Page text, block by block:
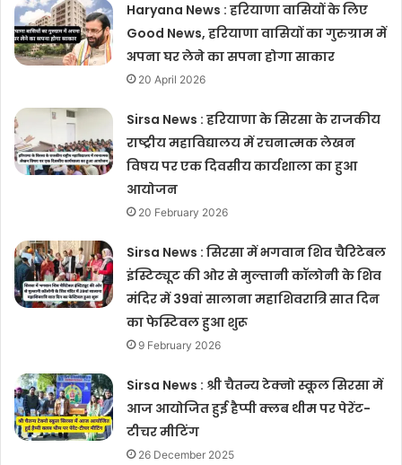
Haryana News : हरियाणा वासियों के लिए
Good News, हरियाणा वासियों का गुरुग्राम में
अपना घर लेने का सपना होगा साकार
20 April 2026
Sirsa News : हरियाणा के सिरसा के राजकीय
राष्ट्रीय महाविद्यालय में रचनात्मक लेखन
विषय पर एक दिवसीय कार्यशाला का हुआ
आयोजन
20 February 2026
Sirsa News : सिरसा में भगवान शिव चैरिटेबल
इंस्टिट्यूट की ओर से मुल्तानी कॉलोनी के शिव
मंदिर में 39वां सालाना महाशिवरात्रि सात दिन
का फेस्टिवल हुआ शुरू
9 February 2026
Sirsa News : श्री चैतन्य टेक्नो स्कूल सिरसा में
आज आयोजित हुई हैप्पी क्लब थीम पर पेरेंट-
टीचर मीटिंग
26 December 2025